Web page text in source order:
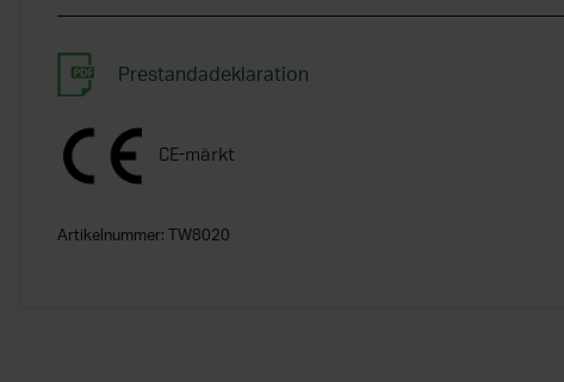
Prestandadeklaration
CE-märkt
Artikelnummer: TW8020